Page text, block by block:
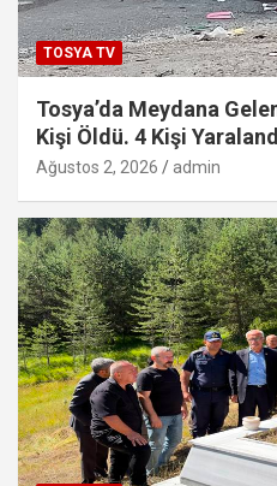
TOSYA TV
Tosya’da Meydana
Kişi Öldü. 4 Kişi
Ağustos 2, 2026 admin